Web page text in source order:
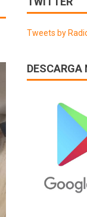
Tweets by
DESCARGA